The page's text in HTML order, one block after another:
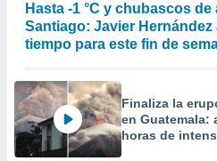
Hasta -1 °C y chubascos
Santiago: Javier
tiempo para este fin de
Finaliza la
en Guatemala:
horas de